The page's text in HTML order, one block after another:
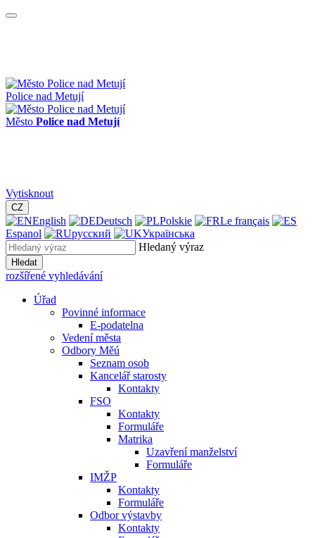
Police nad Metují
Město Police nad Metují
Vytisknout
CZ
English Deutsch Polskie
Le français
Espanol
русский
Українська
Hledaný výraz
Hledat
rozšířené vyhledávání
Úřad
Povinné informace
E-podatelna
Vedení města
Odbory Měú
Seznam osob
Kancelář starosty
Kontakty
FSO
Kontakty
Formuláře
Matrika
Uzavření manželství
Formuláře
IMŽP
Kontakty
Formuláře
Odbor výstavby
Kontakty